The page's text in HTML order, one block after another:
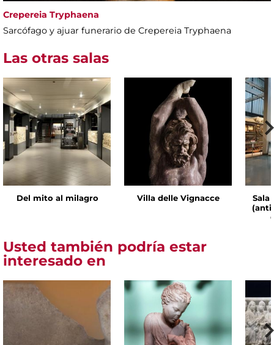
Crepereia Tryphaena
Sarcófago y ajuar funerario de Crepereia Tryphaena
Las otras salas
Del mito al milagro Villa delle Vignacce
Sala
Usted también podría estar
interesado en